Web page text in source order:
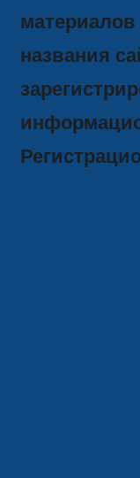
материалов
названия